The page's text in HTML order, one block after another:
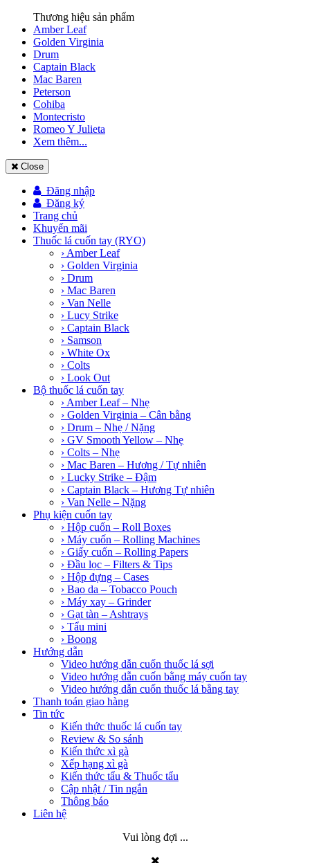
Thương hiệu sản phẩm
Amber Leaf
Golden Virginia
Drum
Captain Black
Mac Baren
Peterson
Cohiba
Montecristo
Romeo Y Julieta
Xem thêm...
Close
Đăng nhập
Đăng ký
Trang chủ
Khuyến mãi
Thuốc lá cuốn tay (RYO)
› Amber Leaf
› Golden Virginia
› Drum
› Mac Baren
› Van Nelle
› Lucy Strike
› Captain Black
› Samson
› White Ox
› Colts
› Look Out
Bộ thuốc lá cuốn tay
› Amber Leaf – Nhẹ
› Golden Virginia – Cân bằng
› Drum – Nhẹ / Nặng
› GV Smooth Yellow – Nhẹ
› Colts – Nhẹ
› Mac Baren – Hương / Tự nhiên
› Lucky Strike – Đậm
› Captain Black – Hương Tự nhiên
› Van Nelle – Nặng
Phụ kiện cuốn tay
› Hộp cuốn – Roll Boxes
› Máy cuốn – Rolling Machines
› Giấy cuốn – Rolling Papers
› Đầu lọc – Filters & Tips
› Hộp đựng – Cases
› Bao da – Tobacco Pouch
› Máy xay – Grinder
› Gạt tàn – Ashtrays
› Tẩu mini
› Boong
Hướng dẫn
Video hướng dẫn cuốn thuốc lá sợi
Video hướng dẫn cuốn bằng máy cuốn tay
Video hướng dẫn cuốn thuốc lá bằng tay
Thanh toán giao hàng
Tin tức
Kiến thức thuốc lá cuốn tay
Review & So sánh
Kiến thức xì gà
Xếp hạng xì gà
Kiến thức tẩu & Thuốc tẩu
Cập nhật / Tin ngắn
Thông báo
Liên hệ
Vui lòng đợi ...